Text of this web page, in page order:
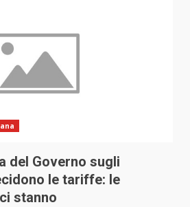
del Governo sugli
le tariffe: le
stanno